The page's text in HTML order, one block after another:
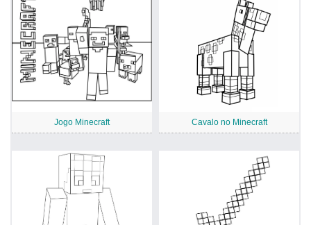
Jogo Minecraft Cavalo no Minecraft